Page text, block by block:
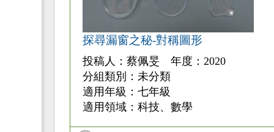
探尋漏窗之秘-對稱圖形
投稿人：蔡佩旻 年度：2020
分組類別：未分類
適用年級：七年級
適用領域：科技、數學